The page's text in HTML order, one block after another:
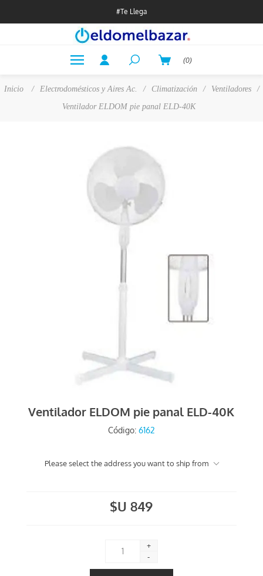
#Te Llega
(0)
Inicio / Electrodomésticos y Aires Ac. / Climatización / Ventiladores
/
Ventilador ELDOM pie panal ELD-40K
Ventilador ELDOM pie panal ELD-40K
Código: 6162
Please select the address you want to ship from
$U 849
+
-